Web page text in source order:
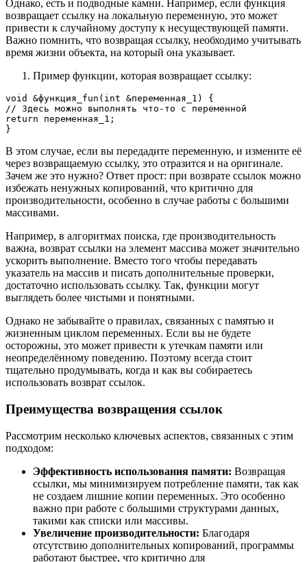
Однако, есть и подводные камни. Например, если функция
возвращает ссылку на локальную переменную, это может
привести к случайному доступу к несуществующей памяти.
Важно помнить, что возвращая ссылку, необходимо учитывать
время жизни объекта, на который она указывает.
Пример функции, которая возвращает ссылку:
void &функция_fun(int &переменная_1) {
// Здесь можно выполнять что-то с переменной
return переменная_1;
В этом случае, если вы передадите переменную, и измените её
через возвращаемую ссылку, это отразится и на оригинале.
Зачем же это нужно? Ответ прост: при возврате ссылок можно
избежать ненужных копирований, что критично для
производительности, особенно в случае работы с большими
массивами.
Например, в алгоритмах поиска, где производительность
важна, возврат ссылки на элемент массива может значительно
ускорить выполнение. Вместо того чтобы передавать
указатель на массив и писать дополнительные проверки,
достаточно использовать ссылку. Так, функции могут
выглядеть более чистыми и понятными.
Однако не забывайте о правилах, связанных с памятью и
жизненным циклом переменных. Если вы не будете
осторожны, это может привести к утечкам памяти или
неопределённому поведению. Поэтому всегда стоит
тщательно продумывать, когда и как вы собираетесь
использовать возврат ссылок.
Преимущества возвращения ссылок
Рассмотрим несколько ключевых аспектов, связанных с этим
подходом:
Эффективность использования памяти: Возвращая
ссылки, мы минимизируем потребление памяти, так как
не создаем лишние копии переменных. Это особенно
важно при работе с большими структурами данных,
такими как списки или массивы.
Увеличение производительности: Благодаря
отсутствию дополнительных копирований, программы
работают быстрее, что критично для